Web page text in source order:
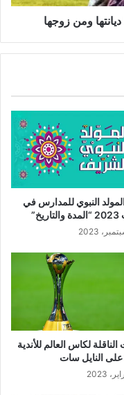
ومن زوجها
النبوي للمدارس في
الناقلة لكاس العالم للأندية